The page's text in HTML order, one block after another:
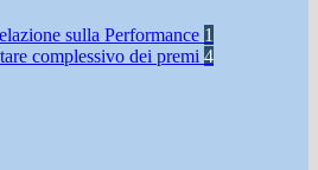
sulla Performance 1
complessivo dei premi 4